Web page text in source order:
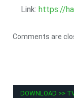
Link: https://
Comments are
DOWNLOAD >>